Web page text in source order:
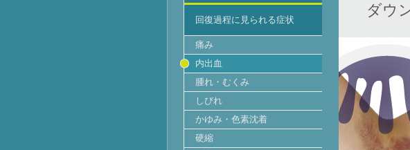
ダウ
回復過程に見られる症状
痛み
内出血
腫れ・むくみ
しびれ
かゆみ・色素沈着
硬縮